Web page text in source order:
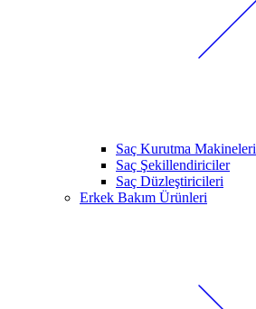
Saç Kurutma Makineleri
Saç Şekillendiriciler
Saç Düzleştiricileri
Erkek Bakım Ürünleri